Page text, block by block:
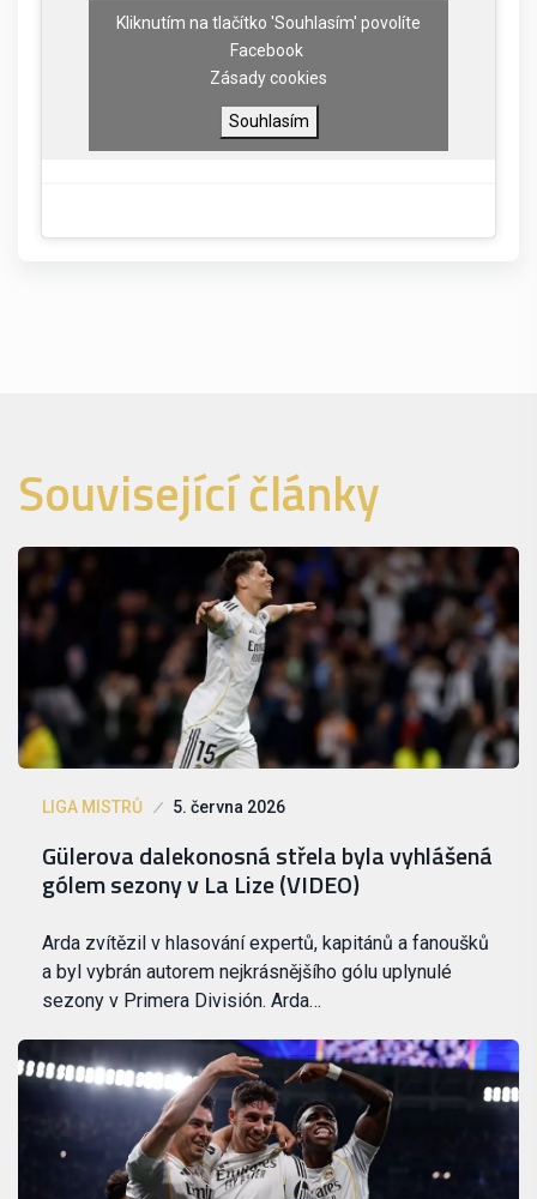
Kliknutím na tlačítko 'Souhlasím' povolíte
Facebook
Zásady cookies
Souhlasím
Související články
LIGA MISTRŮ 5. června 2026
Gülerova dalekonosná střela byla vyhlášená
gólem sezony v La Lize (VIDEO)
Arda zvítězil v hlasování expertů, kapitánů a fanoušků
a byl vybrán autorem nejkrásnějšího gólu uplynulé
sezony v Primera División. Arda…